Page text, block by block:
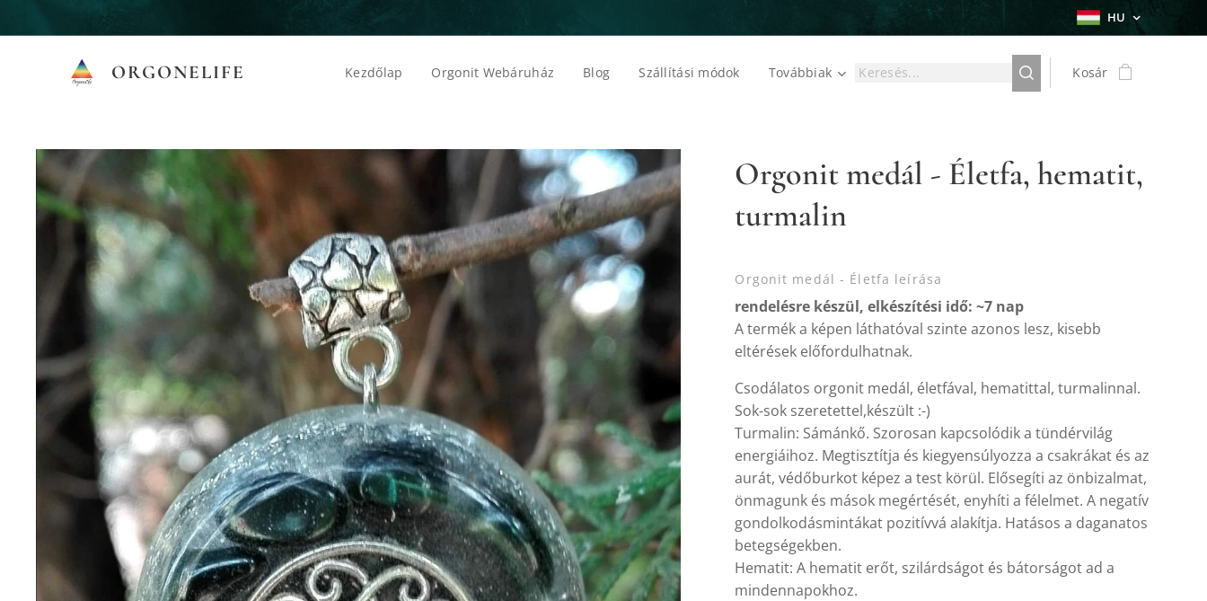
HU
ORGONELIFE Kezdőlap Orgonit Webáruház Blog Szállítási módok Továbbiak Kosár
Orgonit medál - Életfa, hematit,
turmalin
Orgonit medál - Életfa leírása
rendelésre készül, elkészítési idő: ~7 nap
A termék a képen láthatóval szinte azonos lesz, kisebb
eltérések előfordulhatnak.
Csodálatos orgonit medál, életfával, hematittal, turmalinnal.
Sok-sok szeretettel,készült :-)
Turmalin: Sámánkő. Szorosan kapcsolódik a tündérvilág
energiáihoz. Megtisztítja és kiegyensúlyozza a csakrákat és az
aurát, védőburkot képez a test körül. Elősegíti az önbizalmat,
önmagunk és mások megértését, enyhíti a félelmet. A negatív
gondolkodásmintákat pozitívvá alakítja. Hatásos a daganatos
betegségekben.
Hematit: A hematit erőt, szilárdságot és bátorságot ad a
mindennapokhoz.